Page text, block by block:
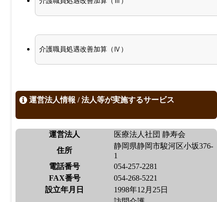
介護職員処遇改善加算（Ⅳ）
運営法人情報 / 法人等が実施するサービス
運営法人
医療法人社団 静寿会
住所
静岡県静岡市駿河区小坂376-
1
電話番号
054-257-2281
FAX番号
054-268-5221
設立年月日
1998年12月25日